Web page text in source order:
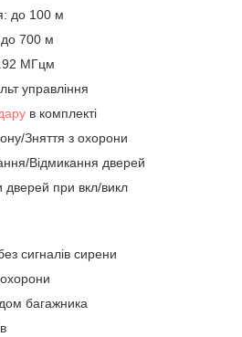
до 100 м
до 700 м
МГцм
управління
в комплекті
Зняття з охорони
Відмикання дверей
дверей при вкл/викл
сигналів сирени
багажника